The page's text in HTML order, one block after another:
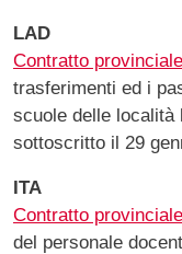
LAD
Contratto
trasferimenti ed i
scuole delle località
sottoscritto il 29
ITA
Contratto
del personale